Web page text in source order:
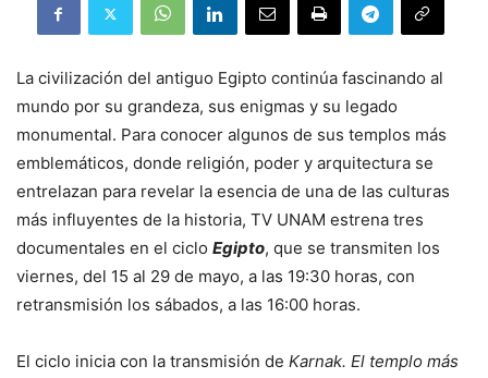
La civilización del antiguo Egipto continúa fascinando al
mundo por su grandeza, sus enigmas y su legado
monumental. Para conocer algunos de sus templos más
emblemáticos, donde religión, poder y arquitectura se
entrelazan para revelar la esencia de una de las culturas
más influyentes de la historia, TV UNAM estrena tres
documentales en el ciclo Egipto, que se transmiten los
viernes, del 15 al 29 de mayo, a las 19:30 horas, con
retransmisión los sábados, a las 16:00 horas.
El ciclo inicia con la transmisión de Karnak. El templo más